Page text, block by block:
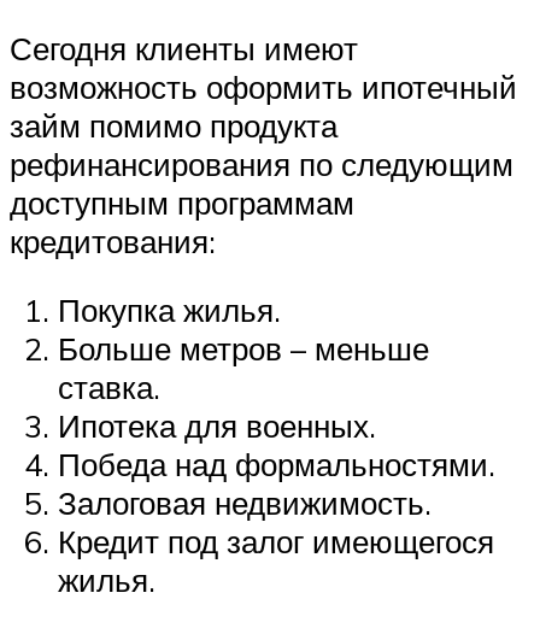
Сегодня клиенты имеют
возможность оформить ипотечный
займ помимо продукта
рефинансирования по следующим
доступным программам
кредитования:
Покупка жилья.
Больше метров – меньше
ставка.
Ипотека для военных.
Победа над формальностями.
Залоговая недвижимость.
Кредит под залог имеющегося
жилья.